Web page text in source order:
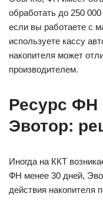
обработать до 250
если вы работаете с
используете кассу
накопителя может
производителем.
Ресурс ФН
Эвотор:
Иногда на ККТ
ФН менее 30 дней,
действия накопителя